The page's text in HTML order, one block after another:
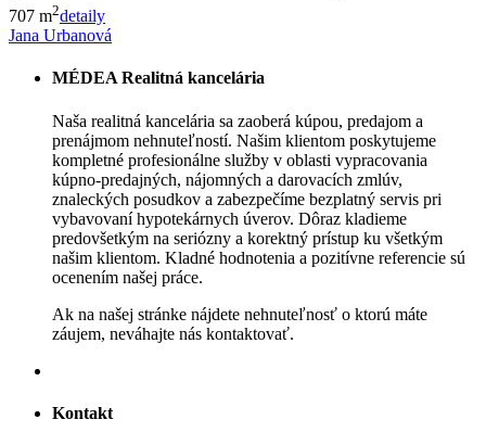
707 m2detaily
Jana Urbanová
MÉDEA Realitná kancelária
Naša realitná kancelária sa zaoberá kúpou, predajom a
prenájmom nehnuteľností. Našim klientom poskytujeme
kompletné profesionálne služby v oblasti vypracovania
kúpno-predajných, nájomných a darovacích zmlúv,
znaleckých posudkov a zabezpečíme bezplatný servis pri
vybavovaní hypotekárnych úverov. Dôraz kladieme
predovšetkým na seriózny a korektný prístup ku všetkým
našim klientom. Kladné hodnotenia a pozitívne referencie sú
ocenením našej práce.
Ak na našej stránke nájdete nehnuteľnosť o ktorú máte
záujem, neváhajte nás kontaktovať.
Kontakt